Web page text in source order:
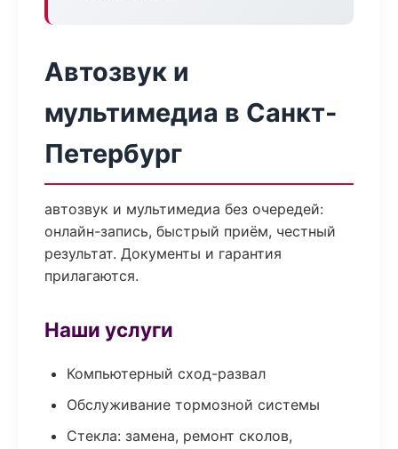
Автозвук и
мультимедиа в Санкт-
Петербург
автозвук и мультимедиа без очередей:
онлайн-запись, быстрый приём, честный
результат. Документы и гарантия
прилагаются.
Наши услуги
Компьютерный сход-развал
Обслуживание тормозной системы
Стекла: замена, ремонт сколов,